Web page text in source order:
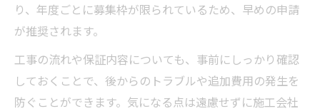
り、年度ごとに募集枠が限られているため、早めの申請
が推奨されます。
工事の流れや保証内容についても、事前にしっかり確認
しておくことで、後からのトラブルや追加費用の発生を
防ぐことができます。気になる点は遠慮せずに施工会社